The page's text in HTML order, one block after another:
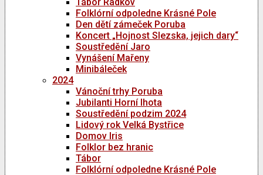
Folklórní odpoledne Krásné Pole
Den dětí zámeček Poruba
Koncert „Hojnost Slezska, jejich dary“
Soustředění Jaro
Vynášení Mařeny
Minibáleček
2024
Vánoční trhy Poruba
Jubilanti Horní lhota
Soustředění podzim 2024
Lidový rok Velká Bystřice
Domov Iris
Folklor bez hranic
Tábor
Folklórní odpoledne Krásné Pole